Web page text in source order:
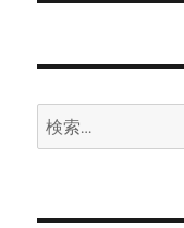
シ
ン
投
検
索: